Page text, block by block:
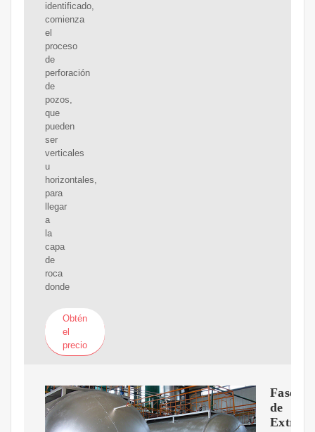
identificado,
comienza
el
proceso
de
perforación
de
pozos,
que
pueden
ser
verticales
u
horizontales,
para
llegar
a
la
capa
de
roca
donde
Obtén
el
precio
Fases
de